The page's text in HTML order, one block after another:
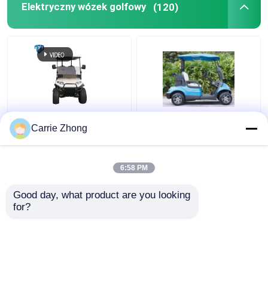
Elektryczny wózek golfowy (120)
Maksymalna prędkość
25 km / h 48 V / 5 kW
48V 4KW legalne wózki
Carrie Zhong
6:58 PM
Good day, what product are you looking
for?